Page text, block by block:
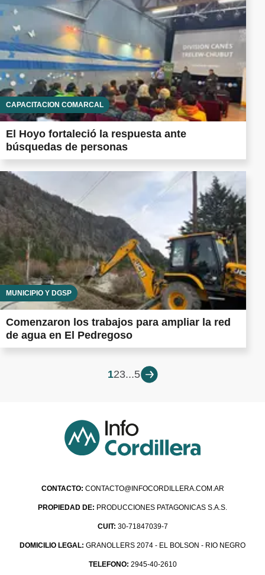
CAPACITACIÓN COMARCAL
El Hoyo fortaleció la respuesta ante
búsquedas de personas
MUNICIPIO Y DGSP
Comenzaron los trabajos para ampliar la red
de agua en El Pedregoso
123...5
CONTACTO: CONTACTO@INFOCORDILLERA.COM.AR
PROPIEDAD DE: PRODUCCIONES PATAGONICAS S.A.S.
CUIT: 30-71847039-7
DOMICILIO LEGAL: GRANOLLERS 2074 - EL BOLSON - RIO NEGRO
TELEFONO: 2945-40-2610